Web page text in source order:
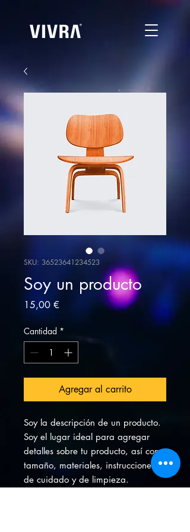
SKU: 36523641234523
Soy un producto
15,00 €
Cantidad *
Agregar al carrito
Soy la descripción de un producto.
Soy el lugar ideal para agregar
detalles sobre tu producto, así como
tamaño, materiales, instrucciones
de cuidado y de limpieza.